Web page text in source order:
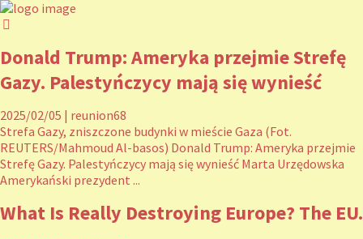
Donald Trump: Ameryka przejmie Strefę
Gazy. Palestyńczycy mają się wynieść
2025/02/05 | reunion68
Strefa Gazy, zniszczone budynki w mieście Gaza (Fot.
REUTERS/Mahmoud Al-basos) Donald Trump: Ameryka przejmie
Strefę Gazy. Palestyńczycy mają się wynieść Marta Urzędowska
Amerykański prezydent ...
What Is Really Destroying Europe? The EU.